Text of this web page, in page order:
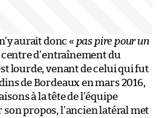
aurait donc « pas pire pour un
d’entraînement du
lourde, venant de celui qui fut
de Bordeaux en mars 2016,
à la tête de l’équipe
propos, l’ancien latéral met